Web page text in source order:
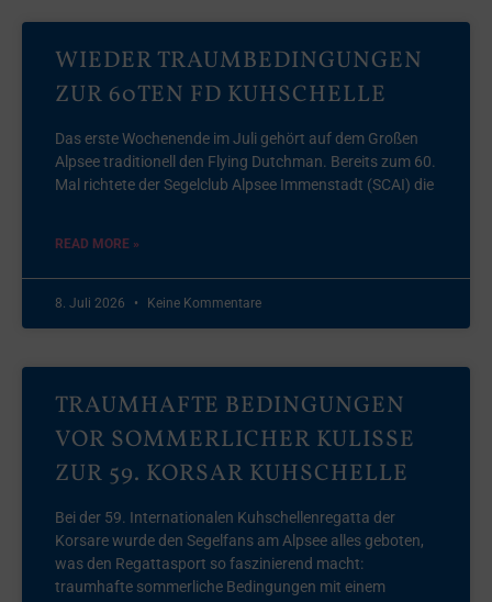
WIEDER TRAUMBEDINGUNGEN
ZUR 60TEN FD KUHSCHELLE
Das erste Wochenende im Juli gehört auf dem Großen
Alpsee traditionell den Flying Dutchman. Bereits zum 60.
Mal richtete der Segelclub Alpsee Immenstadt (SCAI) die
READ MORE »
8. Juli 2026 Keine Kommentare
TRAUMHAFTE BEDINGUNGEN
VOR SOMMERLICHER KULISSE
ZUR 59. KORSAR KUHSCHELLE
Bei der 59. Internationalen Kuhschellenregatta der
Korsare wurde den Segelfans am Alpsee alles geboten,
was den Regattasport so faszinierend macht:
traumhafte sommerliche Bedingungen mit einem